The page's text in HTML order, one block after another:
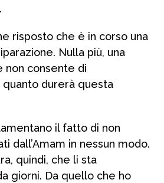
risposto che è in corso una
Nulla più, una
non consente di
durerà questa
il fatto di non
dall’Amam in nessun modo.
quindi, che li sta
giorni. Da quello che ho